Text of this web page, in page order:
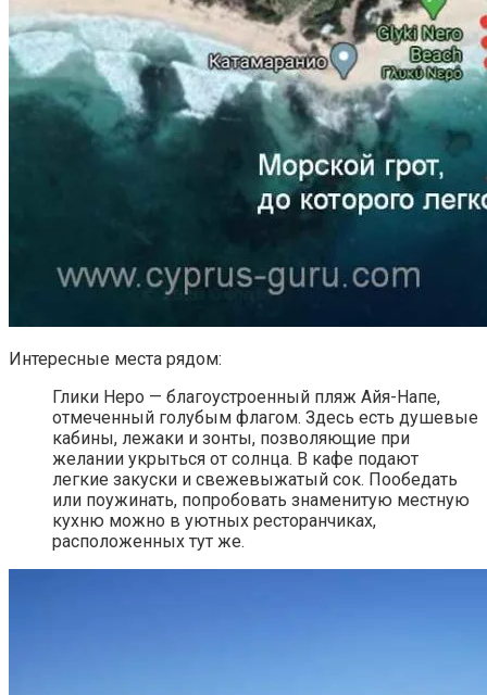
Интересные места рядом:
Глики Неро — благоустроенный пляж Айя-Напе,
отмеченный голубым флагом. Здесь есть душевые
кабины, лежаки и зонты, позволяющие при
желании укрыться от солнца. В кафе подают
легкие закуски и свежевыжатый сок. Пообедать
или поужинать, попробовать знаменитую местную
кухню можно в уютных ресторанчиках,
расположенных тут же.